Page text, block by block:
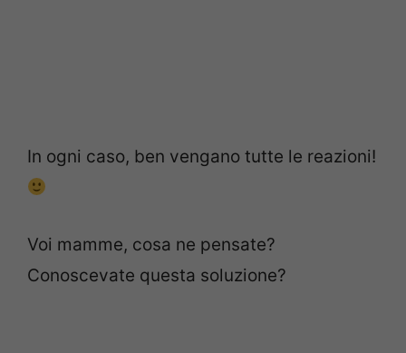
In ogni caso, ben vengano tutte le reazioni!
Voi mamme, cosa ne pensate?
Conoscevate questa soluzione?